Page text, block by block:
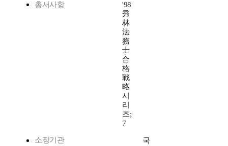
총서사항
'98
秀
林
法
務
士
合
格
戰
略
시
리
즈;
7
소장기관
국